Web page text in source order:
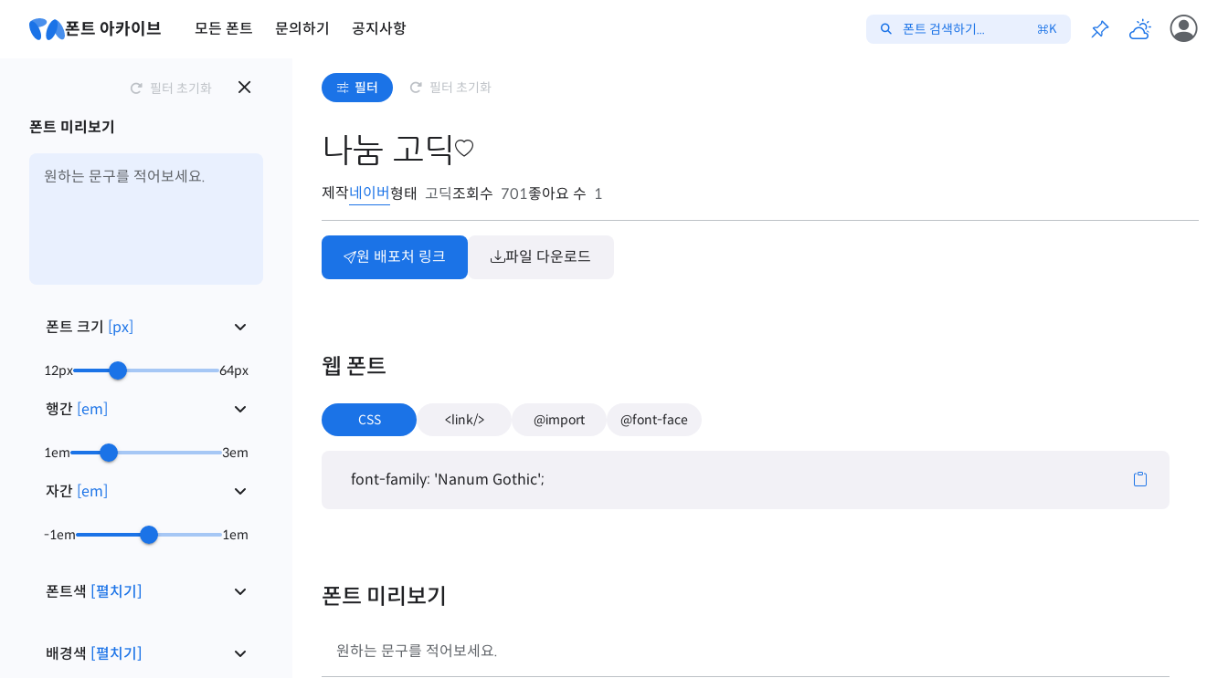
폰트 아카이브 모든 폰트 문의하기 공지사항 폰트 검색하기... K
필터 필터 초기화
필터 초기화
폰트 미리보기
폰트 크기 [px]
12px 64px
행간 [em]
1em 3em
자간 [em]
-1em 1em
폰트색 [펼치기]
배경색 [펼치기]
나눔 고딕
제작네이버형태 고딕조회수 701좋아요 수 1
원 배포처 링크 파일 다운로드
웹 폰트
CSS <link/> @import @font-face
font-family: 'Nanum Gothic';
폰트 미리보기